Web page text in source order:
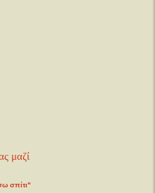
σπίτι"